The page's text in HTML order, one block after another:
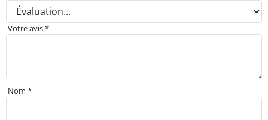
Votre avis*
Nom*